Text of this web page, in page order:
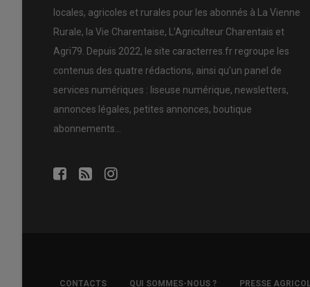
locales, agricoles et rurales pour les abonnés à La Vienne
Rurale, la Vie Charentaise, L’Agriculteur Charentais et
Agri79. Depuis 2022, le site caracterres.fr regroupe les
contenus des quatre rédactions, ainsi qu’un panel de
services numériques : liseuse numérique, newsletters,
annonces légales, petites annonces, boutique
abonnements…
FOOTER
CONTACTS QUI SOMMES-NOUS ? PRESSE